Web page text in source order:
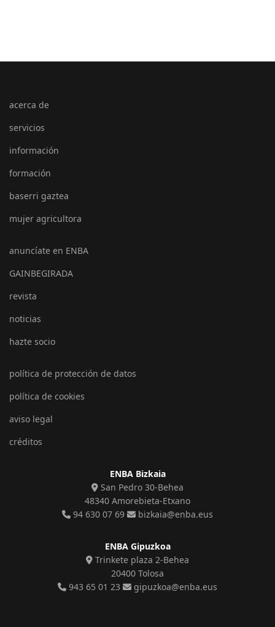
acerca de
servicios
información
formación
baserri gaztea
mujer agricultora
anuncíate en ENBA
GAINBEGIRADA
revista
noticias
hazte socio
política de protección de datos
política de cookies
aviso legal
créditos
ENBA Bizkaia
San Pedro 30-Behea
48340 Amorebieta-Etxano
94 630 07 69
bizkaia@enba.eus
ENBA Gipuzkoa
Trinkete plaza 2-Behea
20400 Tolosa
943 65 01 23
gipuzkoa@enba.eus